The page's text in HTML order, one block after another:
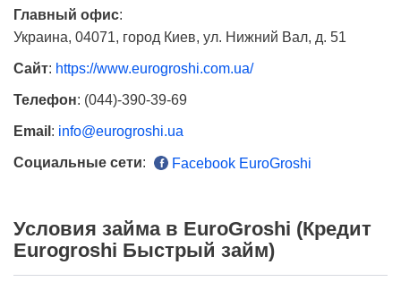
Главный офис:
Украина, 04071, город Киев, ул. Нижний Вал, д. 51
Сайт: https://www.eurogroshi.com.ua/
Телефон: (044)-390-39-69
Email : info@eurogroshi.ua
Социальные сети: Facebook EuroGroshi
Условия займа в EuroGroshi (Кредит
Eurogroshi Быстрый займ)